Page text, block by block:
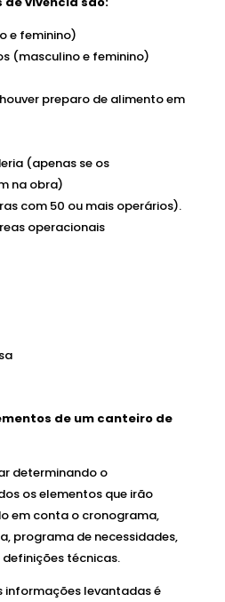
e feminino)
(masculino e feminino)
preparo de alimento em
(apenas se os
na obra)
com 50 ou mais operários).
operacionais
de um canteiro de
determinando o
os elementos que irão
em conta o cronograma,
programa de necessidades,
técnicas.
informações levantadas é